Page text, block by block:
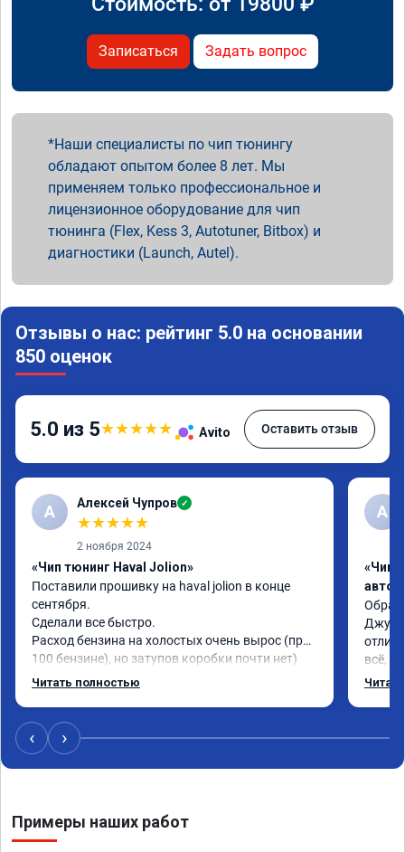
Записаться Задать вопрос
Наши специалисты по чип тюнингу
обладают опытом более 8 лет. Мы
применяем только профессиональное и
лицензионное оборудование для чип
тюнинга (Flex, Kess 3, Autotuner, Bitbox) и
диагностики (Launch, Autel).
Отзывы о нас: рейтинг 5.0 на основании
850 оценок
5.0 из 5★★★★★ Avito Оставить отзыв
А Алексей Чупров ✓
★★★★★
2 ноября 2024
«Чип тюнинг Haval Jolion»
Поставили прошивку на haval jolion в конце
сентября.
Сделали все быстро.
Расход бензина на холостых очень вырос (при
100 бензине), но затупов коробки почти нет)
Очень приятно ездить на эко режиме, а на
Читать полностью
А
«Чип
всё,
‹ ›
Примеры наших работ